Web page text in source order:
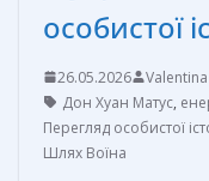
особистої
26.05.2026
Дон Хуан Матус,
Перегляд особистої
Шлях Воїна